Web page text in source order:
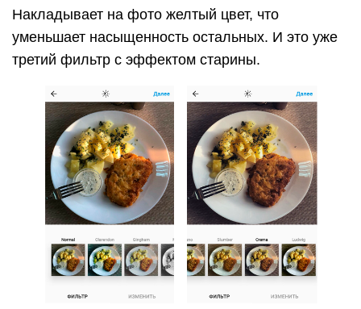
Накладывает на фото желтый цвет, что
уменьшает насыщенность остальных. И это уже
третий фильтр с эффектом старины.